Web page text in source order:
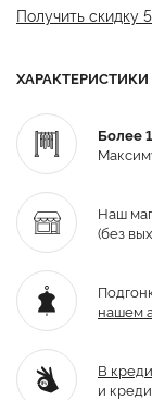
Получить скидку
ХАРАКТЕРИСТИКИ
Более
Наш
(без
нашем
В
и